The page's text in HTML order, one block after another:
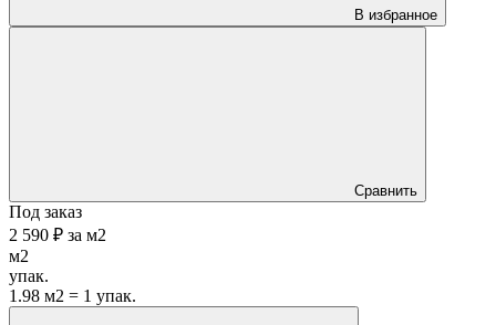
В избранное
Сравнить
Под заказ
2 590 ₽ за м2
м2
упак.
1.98 м2 = 1 упак.